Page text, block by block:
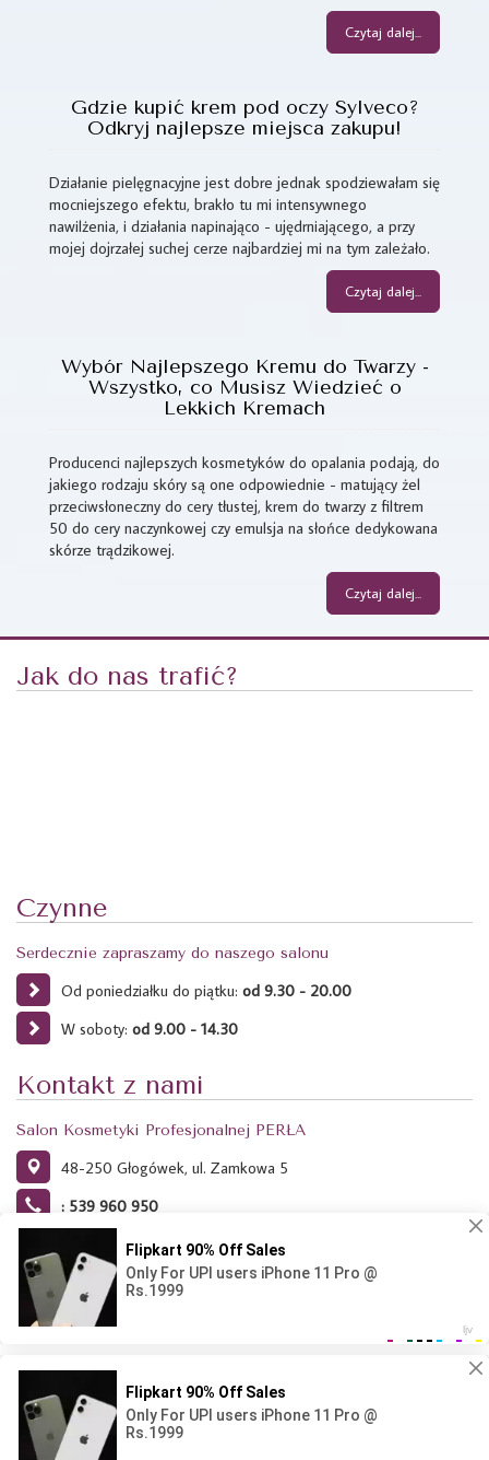
Czytaj dalej...
Gdzie kupić krem pod oczy Sylveco?
Odkryj najlepsze miejsca zakupu!
Działanie pielęgnacyjne jest dobre jednak spodziewałam się
mocniejszego efektu, brakło tu mi intensywnego
nawilżenia, i działania napinająco - ujędrniającego, a przy
mojej dojrzałej suchej cerze najbardziej mi na tym zależało.
Czytaj dalej...
Wybór Najlepszego Kremu do Twarzy -
Wszystko, co Musisz Wiedzieć o
Lekkich Kremach
Producenci najlepszych kosmetyków do opalania podają, do
jakiego rodzaju skóry są one odpowiednie - matujący żel
przeciwsłoneczny do cery tłustej, krem do twarzy z filtrem
50 do cery naczynkowej czy emulsja na słońce dedykowana
skórze trądzikowej.
Czytaj dalej...
Jak do nas trafić?
Czynne
Serdecznie zapraszamy do naszego salonu
Od poniedziałku do piątku: od 9.30 - 20.00
W soboty: od 9.00 - 14.30
Kontakt z nami
Salon Kosmetyki Profesjonalnej PERŁA
48-250 Głogówek, ul. Zamkowa 5
: 539 960 950
Ta strona używa plików Cookies. Dowiedz się więcej o celu ich
używania i możliwości zmiany ustawień Cookies w przeglądarce.
Projekt i wykonanie: Agencja Reklamowa RAVEN - 2024